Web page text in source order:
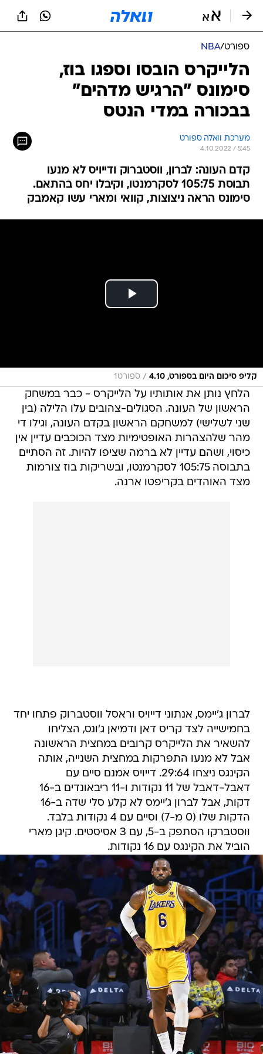
ספורט/
NBA
הלייקרס הובסו וספגו בוז,
סימונס "הרגיש מדהים"
בבכורה במדי הנטס
מערכת וואלה ספורט
4.10.2022 / 5:45
קדם העונה: לברון, ווסטברוק ודייויס לא מנעו
תבוסת 105:75 לסקרמנטו, וקיבלו יחס בהתאם.
סימונס הראה ניצוצות, קוואי ומארי עשו קאמבק
קליפ סיכום היום בספורט, 4.10 / ספורט1
הלחץ נותן את אותותיו על הלייקרס - כבר במשחק
הראשון של העונה. הסגולים-צהובים עלו הלילה (בין
שני לשלישי) למשחקם הראשון בקדם העונה, וגילו די
מהר שלהצהרות האופטימיות מצד הכוכבים עדיין אין
כיסוי, ושהם עדיין לא ברמה שציפו להיות. זה הסתיים
בתבוסה 105:75 לסקרמנטו, ובשריקות בוז צורמות
מצד האוהדים בקריפטו ארנה.
לברון ג'יימס, אנתוני דייויס וראסל ווסטברוק פתחו יחד
בחמישייה לצד קריס דאן ודמיאן ג'ונס, הצליחו
להשאיר את הלייקרס קרובים במחצית הראשונה
אבל לא מנעו התפרקות במחצית השנייה, אותה
הקינגס ניצחו 29:64. דייויס אמנם סיים עם
דאבל-דאבל של 11 נקודות ו-11 ריבאונדים ב-16
דקות, אבל לברון ג'יימס לא קלע סלי שדה ב-16
הדקות שלו (0 מ-7) וסיים עם 4 נקודות בלבד.
ווסטברקו הסתפק ב-5, עם 3 אסיסטים. קיגן מארי
הוביל את הקינגס עם 16 נקודות.